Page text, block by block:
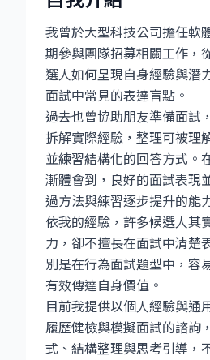
我曾於大型科技公司擔任軟
期參與團隊招募相關工作，
選人如何呈現自身經驗與潛
面試中常見的表達盲點。
過去也曾協助朋友準備面試
拆解實際經驗，整理可被理
並練習結構化的回答方式。
漸體會到，良好的面試表現
過方法與練習逐步提升的能
依我的經驗，許多候選人其
力，卻不擅長在面試中清楚
別是在行為面試題型中，容
有效傳達自身價值。
目前我提供以個人經驗與通
履歷健檢與模擬面試的諮詢
式、結構整理與思考引導，